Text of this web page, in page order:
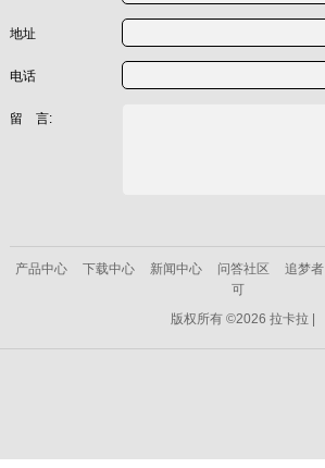
地址
电话
留 言:
产品中心 下载中心 新闻中心 问答社区 追梦者
可
版权所有 ©2026 拉卡拉 |